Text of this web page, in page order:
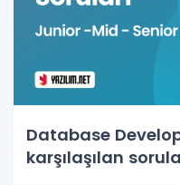
Database
karşılaşılan